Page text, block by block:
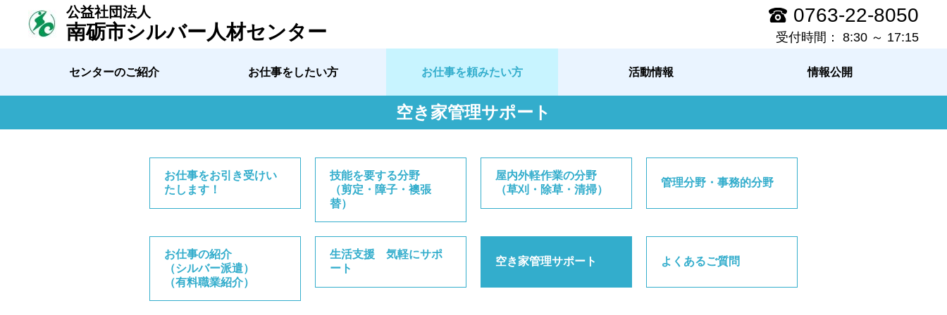
公益社団法人
南砺市シルバー人材センター
0763-22-8050
受付時間： 8:30 ～ 17:15
センターのご紹介 お仕事をしたい方 お仕事を頼みたい方 活動情報 情報公開
空き家管理サポート
お仕事をお引き受けい
たします！
技能を要する分野
（剪定・障子・襖張
替）
屋内外軽作業の分野
（草刈・除草・清掃）
管理分野・事務的分野
お仕事の紹介
（シルバー派遣）
（有料職業紹介）
生活支援 気軽にサポ
ート
空き家管理サポート よくあるご質問